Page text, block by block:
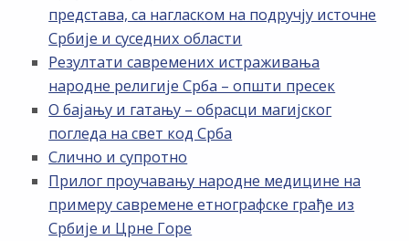
представа, са нагласком на подручју источне
Србије и суседних области
Резултати савремених истраживања
народне религије Срба – општи пресек
О бајању и гатању – обрасци магијског
погледа на свет код Срба
Слично и супротно
Прилог проучавању народне медицине на
примеру савремене етнографске грађе из
Србије и Црне Горе